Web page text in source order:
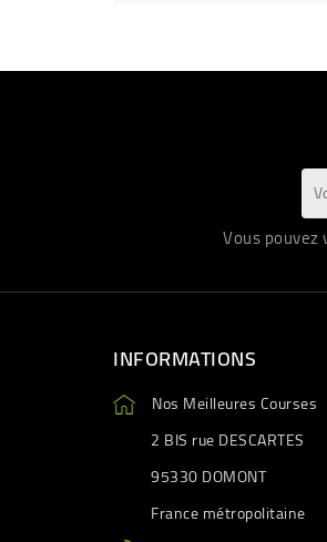
Vous
INFORMATIONS
Nos Meilleures Courses
2 BIS rue DESCARTES
95330 DOMONT
France métropolitaine